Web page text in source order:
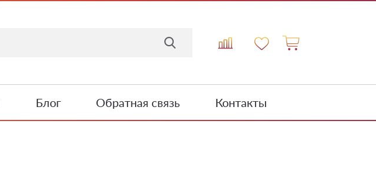
Блог Обратная связь Контакты